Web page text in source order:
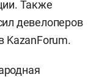
Также
девелоперов
KazanForum.